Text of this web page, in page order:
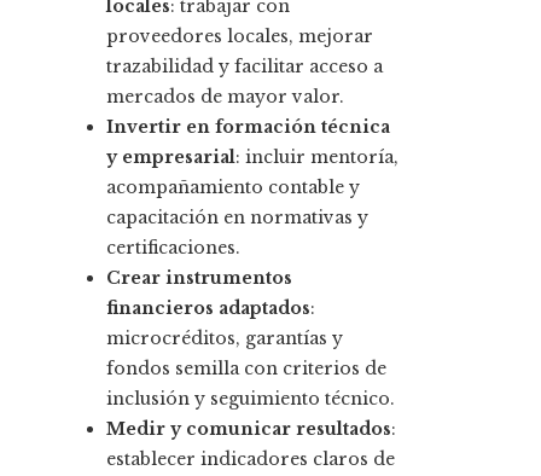
locales: trabajar con
proveedores locales, mejorar
trazabilidad y facilitar acceso a
mercados de mayor valor.
Invertir en formación técnica
y empresarial: incluir mentoría,
acompañamiento contable y
capacitación en normativas y
certificaciones.
Crear instrumentos
financieros adaptados:
microcréditos, garantías y
fondos semilla con criterios de
inclusión y seguimiento técnico.
Medir y comunicar resultados:
establecer indicadores claros de